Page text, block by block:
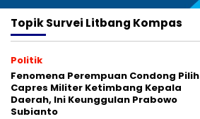
TopikSurvei Litbang Kompas
Politik
Fenomena Perempuan Condong Pilih
Capres Militer Ketimbang Kepala
Daerah, Ini Keunggulan Prabowo
Subianto